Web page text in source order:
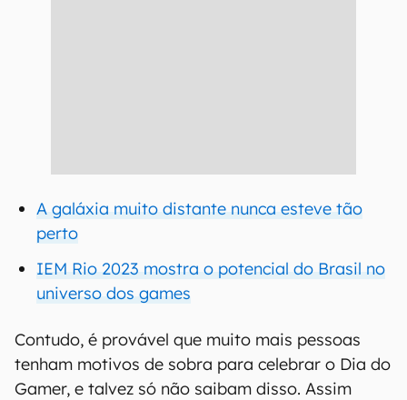
A galáxia muito distante nunca esteve tão
perto
IEM Rio 2023 mostra o potencial do Brasil no
universo dos games
Contudo, é provável que muito mais pessoas
tenham motivos de sobra para celebrar o Dia do
Gamer, e talvez só não saibam disso. Assim